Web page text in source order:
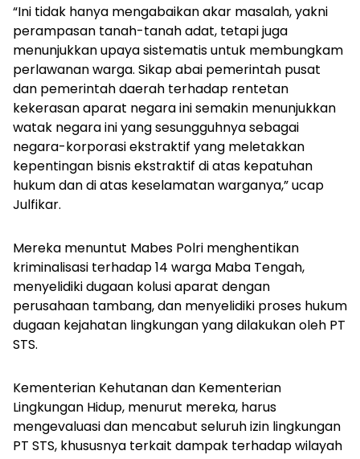
“Ini tidak hanya mengabaikan akar masalah, yakni
perampasan tanah-tanah adat, tetapi juga
menunjukkan upaya sistematis untuk membungkam
perlawanan warga. Sikap abai pemerintah pusat
dan pemerintah daerah terhadap rentetan
kekerasan aparat negara ini semakin menunjukkan
watak negara ini yang sesungguhnya sebagai
negara-korporasi ekstraktif yang meletakkan
kepentingan bisnis ekstraktif di atas kepatuhan
hukum dan di atas keselamatan warganya,” ucap
Julfikar.
Mereka menuntut Mabes Polri menghentikan
kriminalisasi terhadap 14 warga Maba Tengah,
menyelidiki dugaan kolusi aparat dengan
perusahaan tambang, dan menyelidiki proses hukum
dugaan kejahatan lingkungan yang dilakukan oleh PT
STS.
Kementerian Kehutanan dan Kementerian
Lingkungan Hidup, menurut mereka, harus
mengevaluasi dan mencabut seluruh izin lingkungan
PT STS, khususnya terkait dampak terhadap wilayah